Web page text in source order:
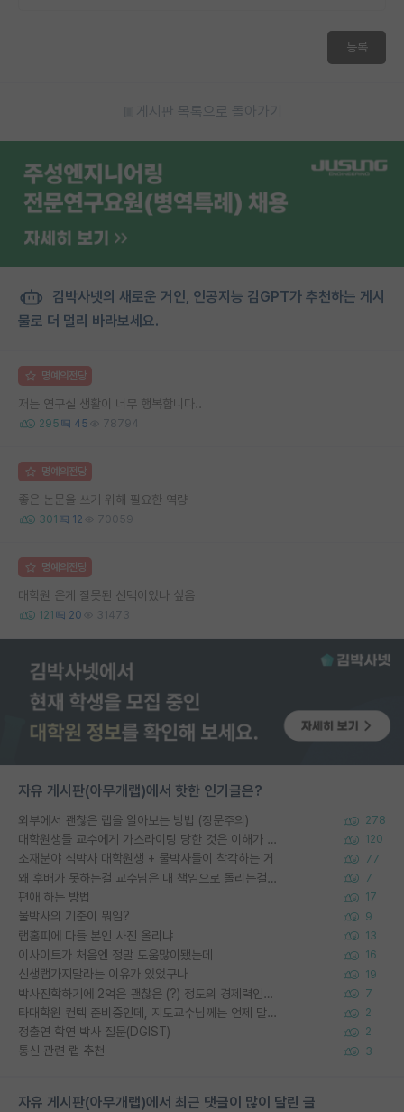
등록
게시판 목록으로 돌아가기
김박사넷의 새로운 거인, 인공지능 김GPT가 추천하는 게시
물로 더 멀리 바라보세요.
명예의전당
저는 연구실 생활이 너무 행복합니다..
295 45 78794
명예의전당
좋은 논문을 쓰기 위해 필요한 역량
301 12 70059
명예의전당
대학원 온게 잘못된 선택이었나 싶음
121 20 31473
자유 게시판(아무개랩)에서 핫한 인기글은?
외부에서 괜찮은 랩을 알아보는 방법 (장문주의) 278
대학원생들 교수에게 가스라이팅 당한 것은 이해가 갑니다. 안타깝네요. 120
소재분야 석박사 대학원생 + 물박사들이 착각하는 거 77
왜 후배가 못하는걸 교수님은 내 책임으로 돌리는걸까요? 7
편애 하는 방법 17
물박사의 기준이 뭐임? 9
랩홈피에 다들 본인 사진 올리냐 13
이사이트가 처음엔 정말 도움많이됐는데 16
신생랩가지말라는 이유가 있었구나 19
박사진학하기에 2억은 괜찮은 (?) 정도의 경제력인가요 7
타대학원 컨텍 준비중인데, 지도교수님께는 언제 말씀드려야 할까요? 2
정출연 학연 박사 질문(DGIST) 2
통신 관련 랩 추천 3
자유 게시판(아무개랩)에서 최근 댓글이 많이 달린 글